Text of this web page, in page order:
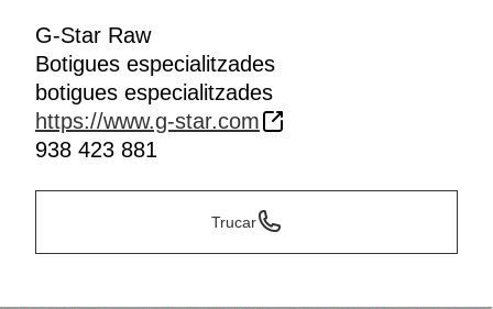
G-Star Raw
Botigues especialitzades
botigues especialitzades
https://www.g-star.com
938 423 881
Trucar